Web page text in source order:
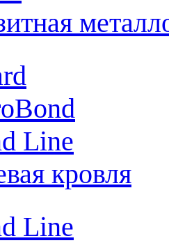
Line
кровля
Line